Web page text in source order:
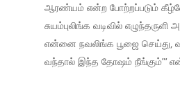
ஆரண்யம் என்ற போற்றப்படும்
சுயம்புலிங்க வடிவில் எழுந்தருளி
என்னை நவலிங்க பூஜை செய்து,
வந்தால் இந்த தோஷம் நீங்கும்”‘